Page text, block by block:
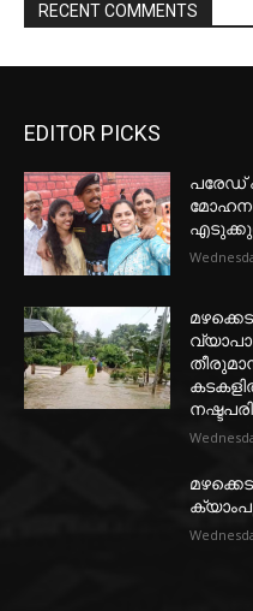
RECENT COMMENTS
EDITOR PICKS
പരേഡ്